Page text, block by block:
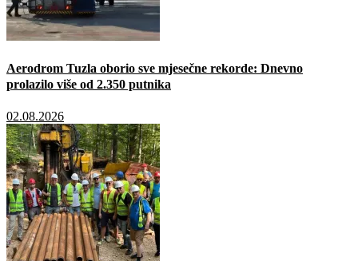
Aerodrom Tuzla oborio sve mjesečne rekorde: Dnevno
prolazilo više od 2.350 putnika
02.08.2026